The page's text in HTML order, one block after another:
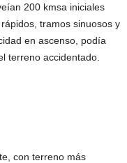
200 kmsa iniciales
tramos sinuosos y
en ascenso, podía
terreno accidentado.
con terreno más